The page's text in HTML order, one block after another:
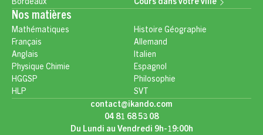
Bordeaux
Cours dans votre ville
Nos matières
Mathématiques
Français
Anglais
Physique Chimie
HGGSP
HLP
Histoire Géographie
Allemand
Italien
Espagnol
Philosophie
SVT
contact@ikando.com
04 81 68 53 08
Du Lundi au Vendredi 9h-19:00h